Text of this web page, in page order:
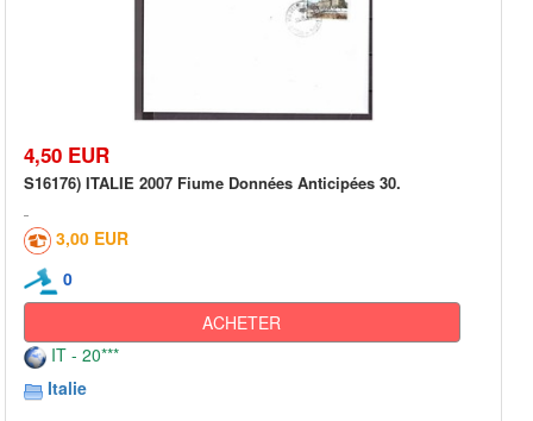
4,50 EUR
S16176) ITALIE 2007 Fiume Données Anticipées 30.
3,00 EUR
0
ACHETER
IT - 20***
Italie